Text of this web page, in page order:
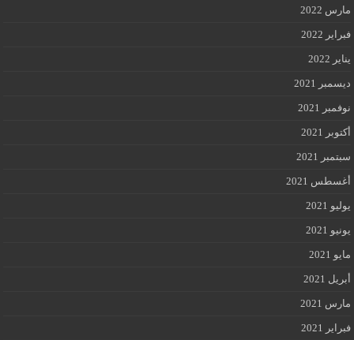
مارس 2022
فبراير 2022
يناير 2022
ديسمبر 2021
نوفمبر 2021
أكتوبر 2021
سبتمبر 2021
أغسطس 2021
يوليو 2021
يونيو 2021
مايو 2021
أبريل 2021
مارس 2021
فبراير 2021